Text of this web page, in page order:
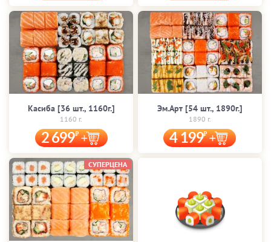
Касиба [36 шт., 1160г.]
1160 г.
2 699
Эм.Арт [54 шт., 1890г.]
1890 г.
4 199
СУПЕРЦЕНА